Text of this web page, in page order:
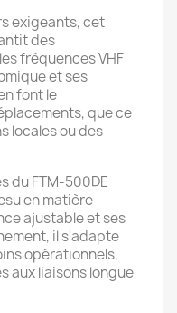
exigeants, cet
des
fréquences VHF
et ses
font le
que ce
locales ou des
du FTM-500DE
en matière
ajustable et ses
il s'adapte
opérationnels,
aux liaisons longue